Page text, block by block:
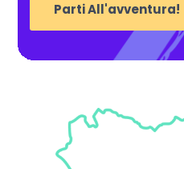
Parti All'avventura!